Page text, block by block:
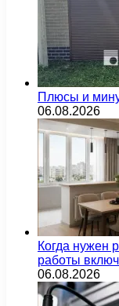
Плюсы и
06.08.2026
Когда нужен
работы
06.08.2026